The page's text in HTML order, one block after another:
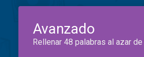
Avanzado
Rellenar 48 palabras al azar